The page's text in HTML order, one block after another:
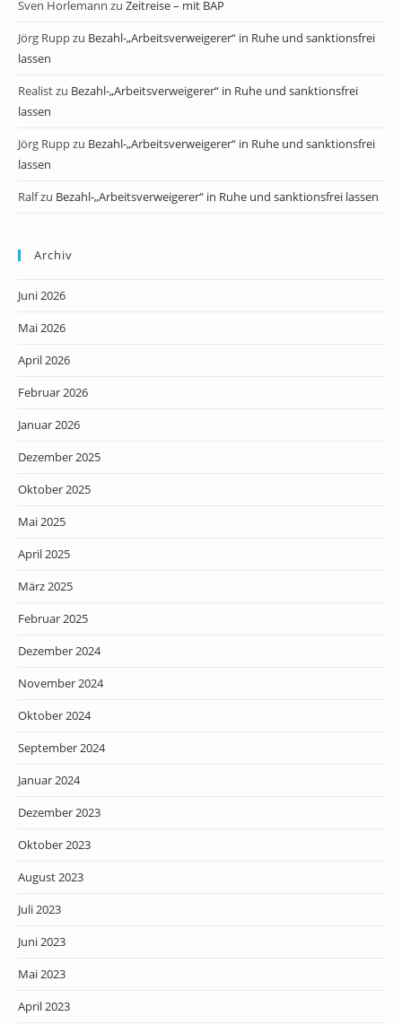
Sven Horlemann zu Zeitreise – mit BAP
Jörg Ruppzu Bezahl-„Arbeitsverweigerer“ in Ruhe und sanktionsfrei
lassen
Realistzu Bezahl-„Arbeitsverweigerer“ in Ruhe und sanktionsfrei
lassen
Jörg Ruppzu Bezahl-„Arbeitsverweigerer“ in Ruhe und sanktionsfrei
lassen
Ralfzu Bezahl-„Arbeitsverweigerer“ in Ruhe und sanktionsfrei lassen
Archiv
Juni 2026
Mai 2026
April 2026
Februar 2026
Januar 2026
Dezember 2025
Oktober 2025
Mai 2025
April 2025
März 2025
Februar 2025
Dezember 2024
November 2024
Oktober 2024
September 2024
Januar 2024
Dezember 2023
Oktober 2023
August 2023
Juli 2023
Juni 2023
Mai 2023
April 2023